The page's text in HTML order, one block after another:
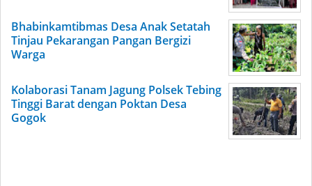
Bhabinkamtibmas Desa Anak Setatah
Tinjau Pekarangan Pangan Bergizi
Warga
Kolaborasi Tanam Jagung Polsek Tebing
Tinggi Barat dengan Poktan Desa
Gogok